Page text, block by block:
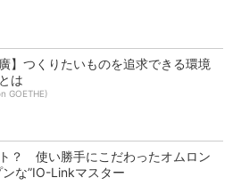
廣】つくりたいものを追求できる環境
は
GOETHE)
？ 使い勝手にこだわったオムロン
ンな”IO-Linkマスター